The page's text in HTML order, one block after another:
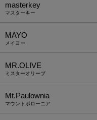
masterkey
マスターキー
MAYO
メイヨー
MR.OLIVE
ミスターオリーブ
Mt.Paulownia
マウントポローニア